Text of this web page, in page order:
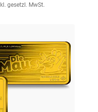
gesetzl. MwSt.